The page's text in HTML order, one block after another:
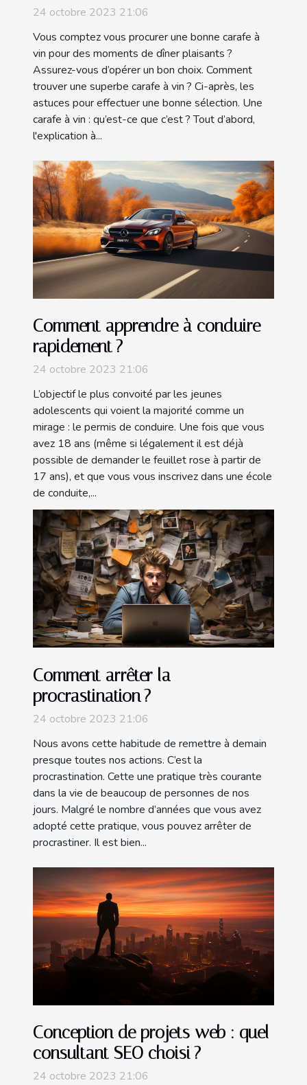
24 octobre 2023 21:06
Vous comptez vous procurer une bonne carafe à
vin pour des moments de dîner plaisants ?
Assurez-vous d’opérer un bon choix. Comment
trouver une superbe carafe à vin ? Ci-après, les
astuces pour effectuer une bonne sélection. Une
carafe à vin : qu’est-ce que c’est ? Tout d’abord,
l'explication à...
Comment apprendre à conduire
rapidement ?
24 octobre 2023 21:06
L’objectif le plus convoité par les jeunes
adolescents qui voient la majorité comme un
mirage : le permis de conduire. Une fois que vous
avez 18 ans (même si légalement il est déjà
possible de demander le feuillet rose à partir de
17 ans), et que vous vous inscrivez dans une école
de conduite,...
Comment arrêter la
procrastination ?
24 octobre 2023 21:06
Nous avons cette habitude de remettre à demain
presque toutes nos actions. C’est la
procrastination. Cette une pratique très courante
dans la vie de beaucoup de personnes de nos
jours. Malgré le nombre d’années que vous avez
adopté cette pratique, vous pouvez arrêter de
procrastiner. Il est bien...
Conception de projets web : quel
consultant SEO choisi ?
24 octobre 2023 21:06